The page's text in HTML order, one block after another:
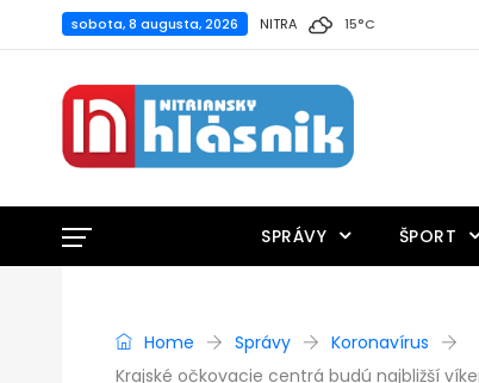
sobota, 8 augusta, 2026 NITRA 15°C
SPRÁVY ŠPORT
Home Správy
Koronavírus
Krajské očkovacie centrá budú najbližší